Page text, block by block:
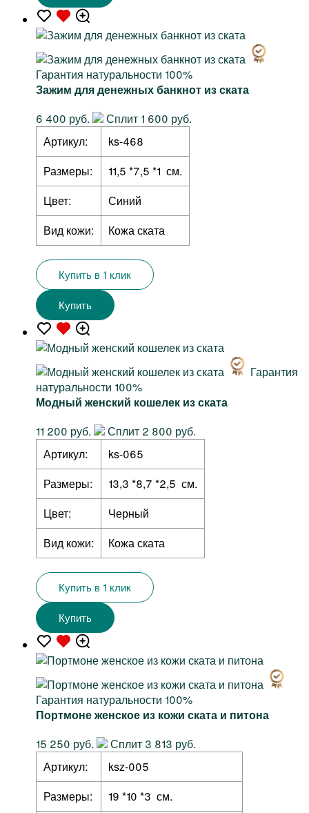
Гарантия натуральности 100%
Зажим для денежных банкнот из ската
6 400 руб.
Сплит 1 600 руб.
Артикул:
ks-468
Размеры:
11,5 *7,5 *1 см.
Цвет:
Синий
Вид кожи:
Кожа ската
Купить в 1 клик
Купить
Гарантия
натуральности 100%
Модный женский кошелек из ската
11 200 руб.
Сплит 2 800 руб.
Артикул:
ks-065
Размеры:
13,3 *8,7 *2,5 см.
Цвет:
Черный
Вид кожи:
Кожа ската
Купить в 1 клик
Купить
Гарантия натуральности 100%
Портмоне женское из кожи ската и питона
15 250 руб.
Сплит 3 813 руб.
Артикул:
ksz-005
Размеры:
19 *10 *3 см.